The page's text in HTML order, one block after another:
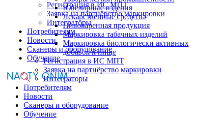
Регистрация в ИС МПТ
Заявка на партнёрство маркировки
Интеграторы
Потребителям
Новости
Сканеры и оборудование
Обучение
Ювелирные изделия
Лекарственные средства
Пивоваренная продукция
Маркировка табачных изделий
Маркировка биологически активных
добавок к пище
Регистрация в ИС МПТ
Заявка на партнёрство маркировки
Интеграторы
Потребителям
Новости
Сканеры и оборудование
Обучение